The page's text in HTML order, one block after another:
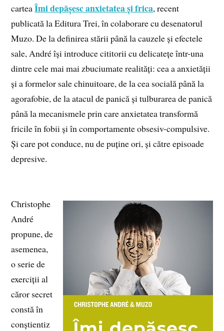
carteaÎmi depășesc anxietatea și frica, recent
publicată la Editura Trei, în colaborare cu desenatorul
Muzo. De la definirea stării până la cauzele și efectele
sale, André își introduce cititorii cu delicatețe într-una
dintre cele mai mai zbuciumate realități: cea a anxietății
și a formelor sale chinuitoare, de la cea socială până la
agorafobie, de la atacul de panică și tulburarea de panică
până la mecanismele prin care anxietatea transformă
fricile în fobii și în comportamente obsesiv-compulsive.
Și care pot conduce, nu de puține ori, și către episoade
depresive.
Christophe
André
propune, de
asemenea,
o serie de
exerciții al
căror secret
constă în
conștientiz